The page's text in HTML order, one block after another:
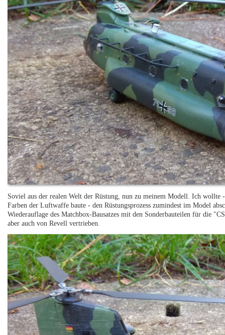
Soviel aus der realen Welt der Rüstung, nun zu meinem Modell. Ich
Farben der Luftwaffe baute - den Rüstungsprozess zumindest im Model
Wiederauflage des Matchbox-Bausatzes mit den Sonderbauteilen für die
aber auch von Revell vertrieben.